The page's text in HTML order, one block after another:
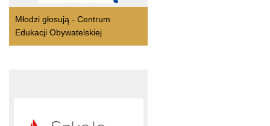
Młodzi głosują - Centrum
Edukacji Obywatelskiej